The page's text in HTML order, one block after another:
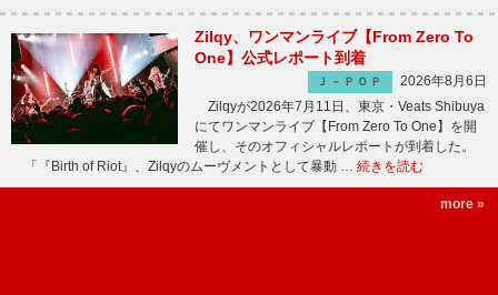
Zilqy、ワンマンライブ【From Zero To
One】公式レポート到着
Ｊ－ＰＯＰ
2026年8月6日
Zilqyが2026年7月11日、東京・Veats Shibuya
にてワンマンライブ【From Zero To One】を開
催し、そのオフィシャルレポートが到着した。
「『Birth of Riot』、Zilqyのムーヴメントとして暴動 … 続きを読む
more »